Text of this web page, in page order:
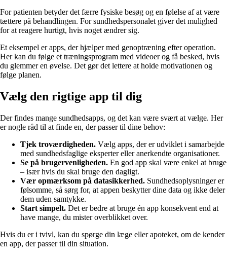
For patienten betyder det færre fysiske besøg og en følelse af at være
tættere på behandlingen. For sundhedspersonalet giver det mulighed
for at reagere hurtigt, hvis noget ændrer sig.
Et eksempel er apps, der hjælper med genoptræning efter operation.
Her kan du følge et træningsprogram med videoer og få besked, hvis
du glemmer en øvelse. Det gør det lettere at holde motivationen og
følge planen.
Vælg den rigtige app til dig
Der findes mange sundhedsapps, og det kan være svært at vælge. Her
er nogle råd til at finde en, der passer til dine behov:
Tjek troværdigheden. Vælg apps, der er udviklet i samarbejde
med sundhedsfaglige eksperter eller anerkendte organisationer.
Se på brugervenligheden. En god app skal være enkel at bruge
– især hvis du skal bruge den dagligt.
Vær opmærksom på datasikkerhed. Sundhedsoplysninger er
følsomme, så sørg for, at appen beskytter dine data og ikke deler
dem uden samtykke.
Start simpelt. Det er bedre at bruge én app konsekvent end at
have mange, du mister overblikket over.
Hvis du er i tvivl, kan du spørge din læge eller apoteket, om de kender
en app, der passer til din situation.